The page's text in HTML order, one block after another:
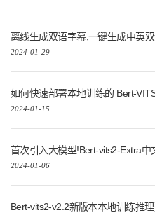
离线生成双语字幕,一键生成中英
2024-01-29
如何快速部署本地训练的 Bert-
2024-01-15
首次引入大模型!Bert-vits2-Extra
2024-01-06
Bert-vits2-v2.2新版本本地训练推